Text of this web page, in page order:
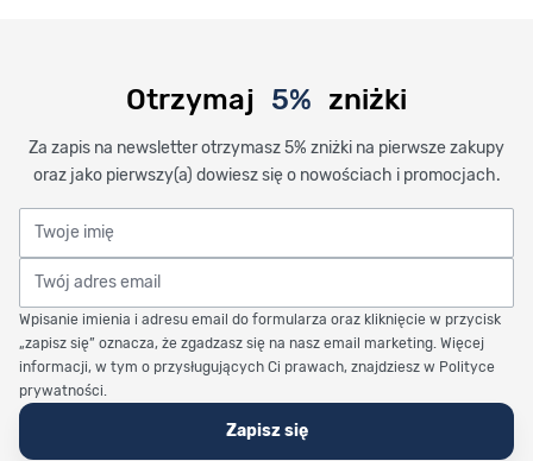
Otrzymaj 5% zniżki
Za zapis na newsletter otrzymasz 5% zniżki na pierwsze zakupy
oraz jako pierwszy(a) dowiesz się o nowościach i promocjach.
Twoje imię
Twój adres email
Wpisanie imienia i adresu email do formularza oraz kliknięcie w przycisk
„zapisz się” oznacza, że zgadzasz się na nasz email marketing. Więcej
informacji, w tym o przysługujących Ci prawach, znajdziesz w Polityce
prywatności.
Zapisz się